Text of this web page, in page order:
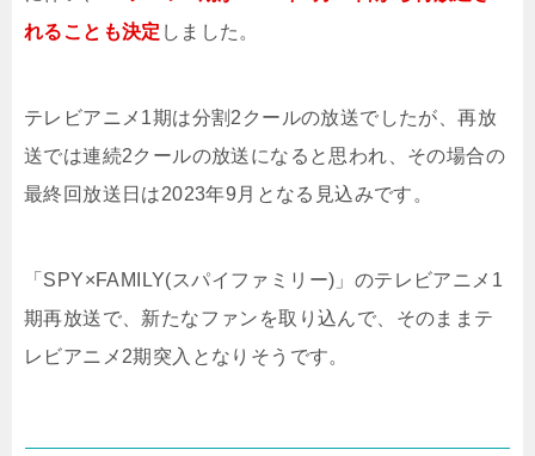
れることも決定 しました。
テレビアニメ1期は分割2クールの放送でしたが、再放
送では連続2クールの放送になると思われ、その場合の
最終回放送日は2023年9月となる見込みです。
「SPY×FAMILY(スパイファミリー)」のテレビアニメ1
期再放送で、新たなファンを取り込んで、そのままテ
レビアニメ2期突入となりそうです。